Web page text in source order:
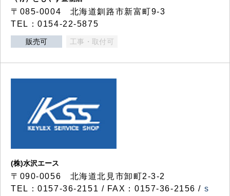
〒085-0004 北海道釧路市新富町9-3
TEL：0154-22-5875
販売可 工事・取付可
(株)水沢エース
〒090-0056 北海道北見市卸町2-3-2
TEL：0157-36-2151 / FAX：0157-36-2156 / s